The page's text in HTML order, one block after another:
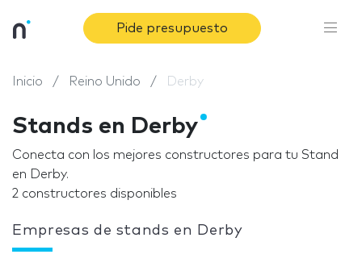
Pide presupuesto
Inicio Reino Unido Derby
Stands en Derby
Conecta con los mejores constructores para tu Stand
en Derby.
2 constructores disponibles
Empresas de stands en Derby